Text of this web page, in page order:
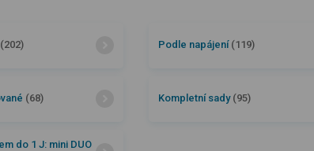
(202) Podle napájení (119)
(68) Kompletní sady (95)
do 1 J: mini DUO